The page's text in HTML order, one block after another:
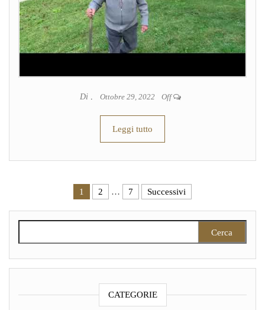
Di . Ottobre 29, 2022 Off
Leggi tutto
Paginazione degli articoli
1 2 … 7 Successivi
CATEGORIE